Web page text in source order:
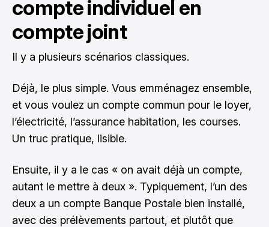
compte individuel en
compte joint
Il y a plusieurs scénarios classiques.
Déjà, le plus simple. Vous emménagez ensemble,
et vous voulez un compte commun pour le loyer,
l’électricité, l’assurance habitation, les courses.
Un truc pratique, lisible.
Ensuite, il y a le cas « on avait déjà un compte,
autant le mettre à deux ». Typiquement, l’un des
deux a un compte Banque Postale bien installé,
avec des prélèvements partout, et plutôt que